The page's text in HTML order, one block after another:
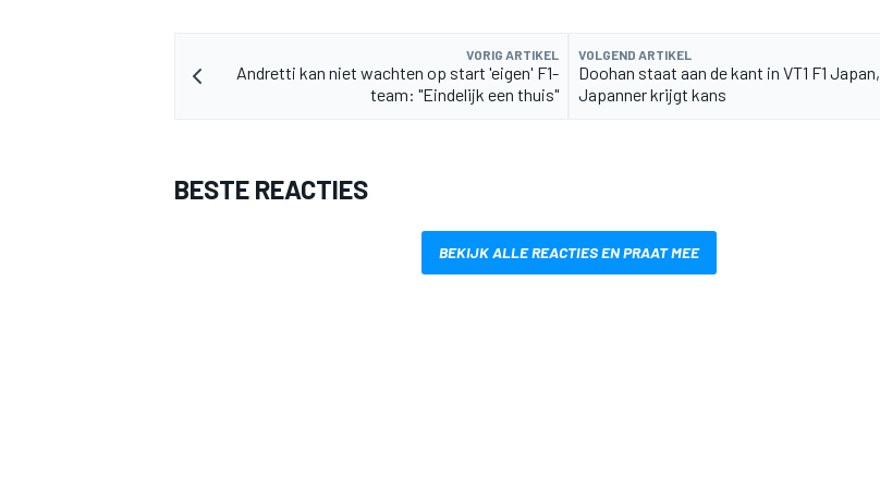
VORIG ARTIKEL
Andretti kan niet wachten op start 'eigen' F1-
team: "Eindelijk een thuis"
VOLGEND ARTIKEL
Doohan staat aan de kant in VT1 F1 Japan,
Japanner krijgt kans
BESTE REACTIES
BEKIJK ALLE REACTIES EN PRAAT MEE